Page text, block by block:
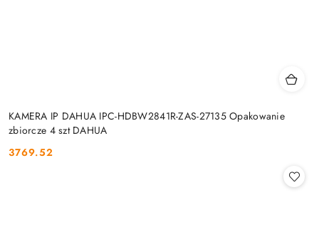
KAMERA IP DAHUA IPC-HDBW2841R-ZAS-27135 Opakowanie
zbiorcze 4 szt DAHUA
Cena:
3769.52